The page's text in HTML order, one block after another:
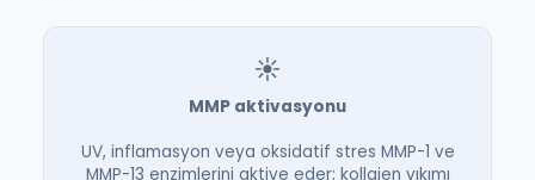
☀️
MMP aktivasyonu
UV, inflamasyon veya oksidatif stres MMP-1 ve
MMP-13 enzimlerini aktive eder; kollajen yıkımı